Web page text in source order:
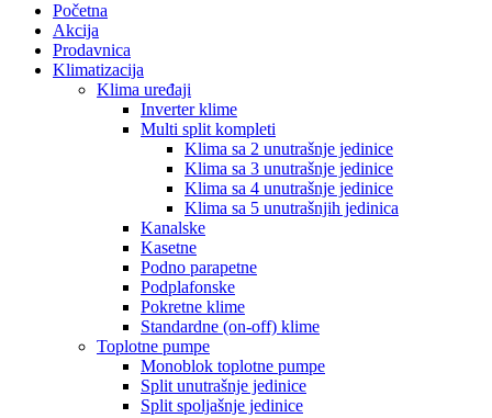
Početna
Akcija
Prodavnica
Klimatizacija
Klima uređaji
Inverter klime
Multi split kompleti
Klima sa 2 unutrašnje jedinice
Klima sa 3 unutrašnje jedinice
Klima sa 4 unutrašnje jedinice
Klima sa 5 unutrašnjih jedinica
Kanalske
Kasetne
Podno parapetne
Podplafonske
Pokretne klime
Standardne (on-off) klime
Toplotne pumpe
Monoblok toplotne pumpe
Split unutrašnje jedinice
Split spoljašnje jedinice